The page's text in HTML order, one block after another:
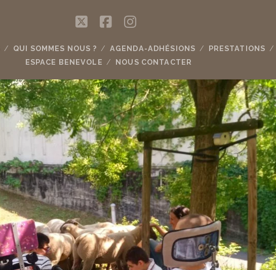
twitterfacebook
instagram
QUI SOMMES NOUS ? AGENDA-ADHÉSIONS PRESTATIONS
ESPACE BENEVOLE
NOUS CONTACTER